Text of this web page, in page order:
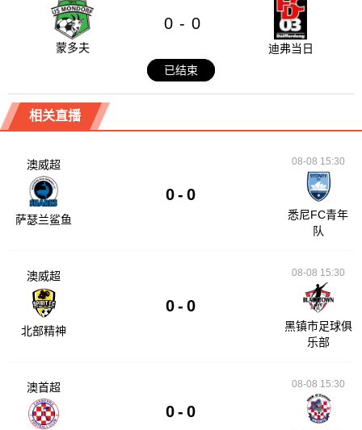
蒙多夫
0 - 0
迪弗当日
已结束
相关直播
澳威超
萨瑟兰鲨鱼
0 - 0
08-08 15:30
悉尼FC青年
队
澳威超
北部精神
0 - 0
08-08 15:30
黑镇市足球俱
乐部
澳首超
0 - 0
08-08 15:30